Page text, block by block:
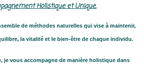
Holistique et Unique.
de méthodes naturelles qui vise à maintenir,
la vitalité et le bien-être de chaque individu.
je vous accompagne de manière holistique dans